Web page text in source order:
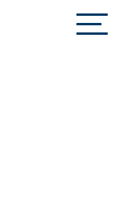
file_copy